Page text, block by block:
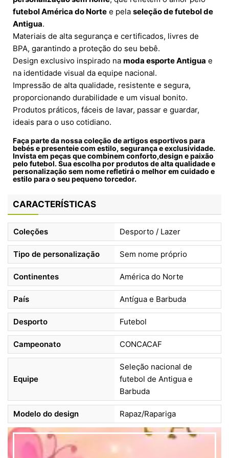
futebol América do Norte e pela seleção de futebol de
Antigua.
Materiais de alta segurança e certificados, livres de
BPA, garantindo a proteção do seu bebê.
Design exclusivo inspirado na moda esporte Antigua e
na identidade visual da equipe nacional.
Impressão de alta qualidade, resistente e segura,
proporcionando durabilidade e um visual bonito.
Produtos práticos, fáceis de lavar, passar e guardar,
ideais para o uso cotidiano.
Faça parte da nossa coleção de artigos esportivos para
bebés e presenteie com estilo, segurança e exclusividade.
Invista em peças que combinem conforto,design e paixão
pelo futebol. Sua escolha por produtos de alta qualidade e
personalização sem nome refletirá o melhor em cuidado e
estilo para o seu pequeno torcedor.
CARACTERÍSTICAS
Coleções Desporto / Lazer
Tipo de personalização Sem nome próprio
Continentes América do Norte
País Antígua e Barbuda
Desporto Futebol
Campeonato CONCACAF
Equipe
Seleção nacional de
futebol de Antigua e
Barbuda
Modelo do design Rapaz/Rapariga